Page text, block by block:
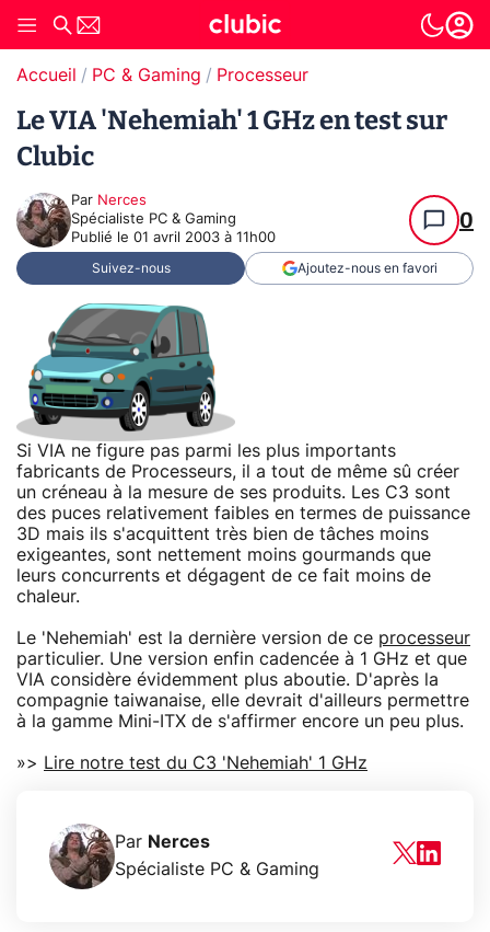
Accueil PC & Gaming Processeur
Le VIA 'Nehemiah' 1 GHz en test sur
Clubic
Par Nerces
Spécialiste PC & Gaming
Publié le 01 avril 2003 à 11h00
0
Suivez-nous Ajoutez-nous en favori
Si VIA ne figure pas parmi les plus importants
fabricants de Processeurs, il a tout de même sû créer
un créneau à la mesure de ses produits. Les C3 sont
des puces relativement faibles en termes de puissance
3D mais ils s'acquittent très bien de tâches moins
exigeantes, sont nettement moins gourmands que
leurs concurrents et dégagent de ce fait moins de
chaleur.
Le 'Nehemiah' est la dernière version de ce processeur
particulier. Une version enfin cadencée à 1 GHz et que
VIA considère évidemment plus aboutie. D'après la
compagnie taiwanaise, elle devrait d'ailleurs permettre
à la gamme Mini-ITX de s'affirmer encore un peu plus.
»> Lire notre test du C3 'Nehemiah' 1 GHz
Par Nerces
Spécialiste PC & Gaming